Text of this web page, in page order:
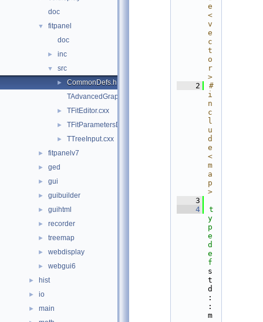
doc
▼
fitpanel
doc
► inc
▼ src
►
CommonDefs.h
TAdvancedGraphicsDialog.cxx
► TFitEditor.cxx
► TFitParametersDialog.cxx
► TTreeInput.cxx
► fitpanelv7
► ged
► gui
► guibuilder
► guihtml
► recorder
► treemap
► webdisplay
► webgui6
► hist
► io
► main
e
<
v
e
c
t
o
r
>
    2
#
i
n
c
l
u
d
e
<
m
a
p
>
    3
    4
t
y
p
e
d
e
f
s
t
d
:
:
m